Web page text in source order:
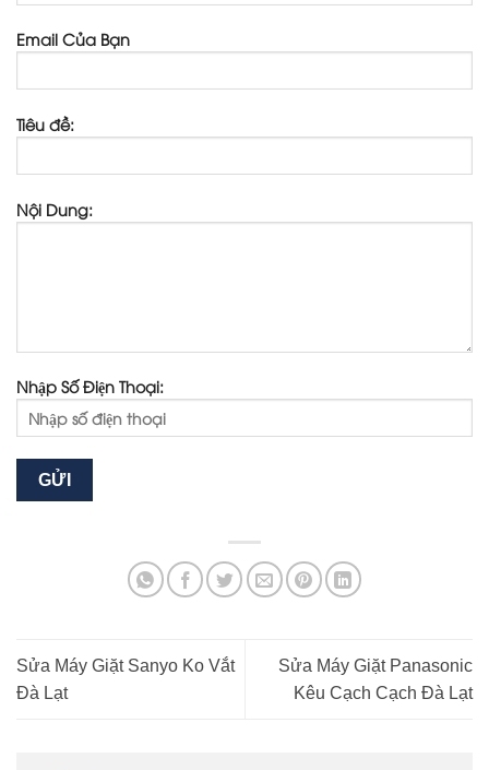
Email Của Bạn
Tiêu đề:
Nội Dung:
Nhập Số Điện Thoại:
Sửa Máy Giặt Sanyo Ko Vắt
Đà Lạt
Sửa Máy Giặt Panasonic
Kêu Cạch Cạch Đà Lạt